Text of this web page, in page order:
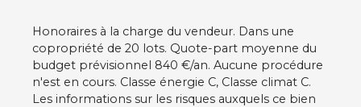
Honoraires à la charge du vendeur. Dans une
copropriété de 20 lots. Quote-part moyenne du
budget prévisionnel 840 €/an. Aucune procédure
n'est en cours. Classe énergie C, Classe climat C.
Les informations sur les risques auxquels ce bien